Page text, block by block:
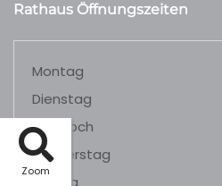
Zoom
Rathaus Öffnungszeiten
Montag
Dienstag
Mittwoch
Donnerstag
Freitag